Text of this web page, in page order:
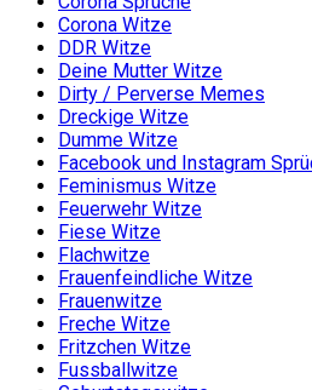
Corona Witze
DDR Witze
Deine Mutter Witze
Dirty / Perverse Memes
Dreckige Witze
Dumme Witze
Facebook und Instagram
Feminismus Witze
Feuerwehr Witze
Fiese Witze
Flachwitze
Frauenfeindliche Witze
Frauenwitze
Freche Witze
Fritzchen Witze
Fussballwitze